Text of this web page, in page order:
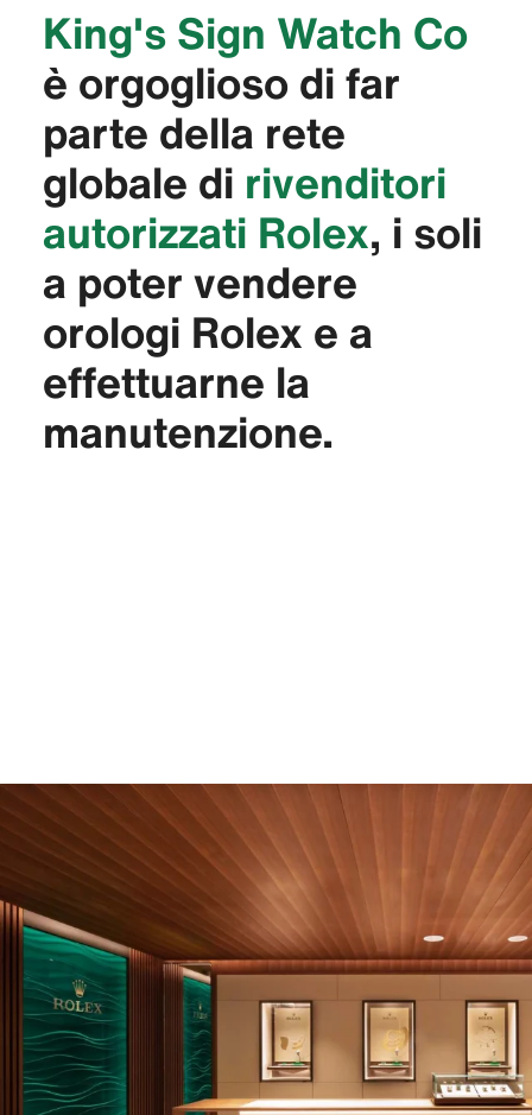
‭King's Sign Watch Co‬
è orgoglioso di far
parte della rete
globale di rivenditori
autorizzati Rolex, i soli
a poter vendere
orologi Rolex e a
effettuarne la
manutenzione.